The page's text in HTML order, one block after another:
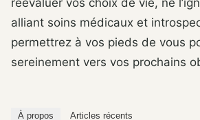
alliant soins médicaux et
permettrez à vos pieds de vous
sereinement vers vos prochains
À propos Articles récents